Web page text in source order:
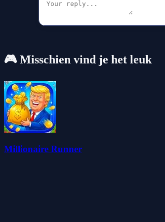
🎮 Misschien vind je het leuk
Millionaire Runner